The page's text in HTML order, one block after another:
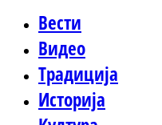
Вести
Видео
Традиција
Историја